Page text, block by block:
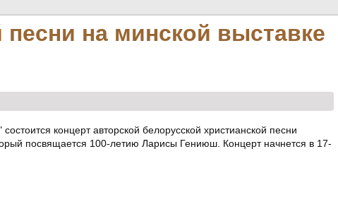
песни на минской выставке
концерт авторской белорусской христианской песни
посвящается 100-летию Ларисы Гениюш. Концерт начнется в 17-